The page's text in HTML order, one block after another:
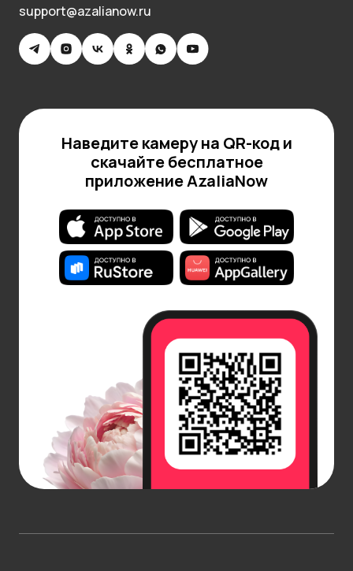
support@azalianow.ru
Наведите камеру на QR-код и
скачайте бесплатное
приложение AzaliaNow